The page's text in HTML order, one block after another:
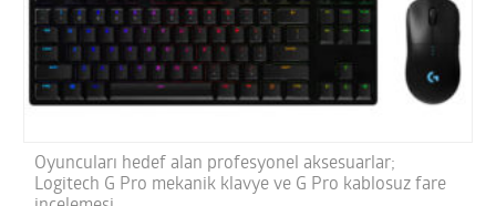
Oyuncuları hedef alan profesyonel aksesuarlar;
Logitech G Pro mekanik klavye ve G Pro kablosuz fare